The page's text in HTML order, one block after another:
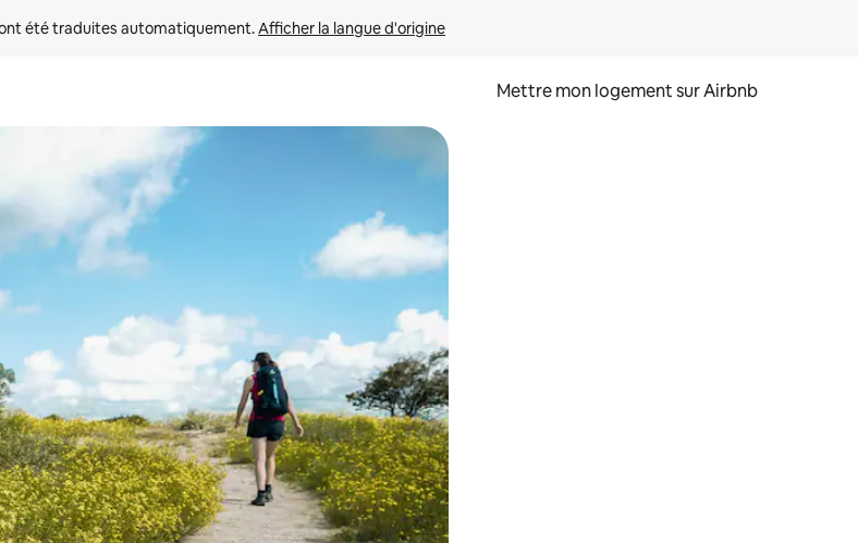
été traduites automatiquement. Afficher la langue d'origine
Mettre mon logement sur Airbnb
le bas pour les parcourir ou en appuyant et en faisant glisser.